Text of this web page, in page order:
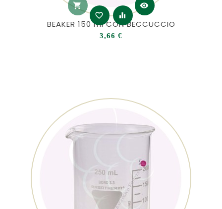
shopping_cart
favorite_border
equalizer
visibility
BEAKER 150 ml CON BECCUCCIO
3,66 €